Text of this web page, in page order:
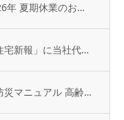
2026年 夏期休業のお知らせ
「住宅新報」に当社代表の取材記事が掲載されました（2026年6月23日号）
『防災マニュアル 高齢入居者・外国人入居者対応編』当社代表が制作に協力